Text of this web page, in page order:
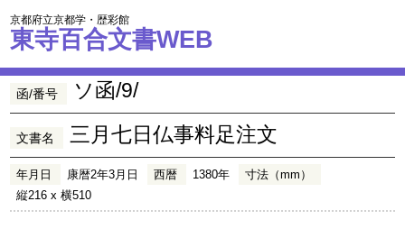
京都府立京都学・歴彩館
東寺百合文書WEB
函/番号 ソ函/9/
文書名 三月七日仏事料足注文
年月日 康暦2年3月日 西暦 1380年
寸法（mm）
縦216 x 横510